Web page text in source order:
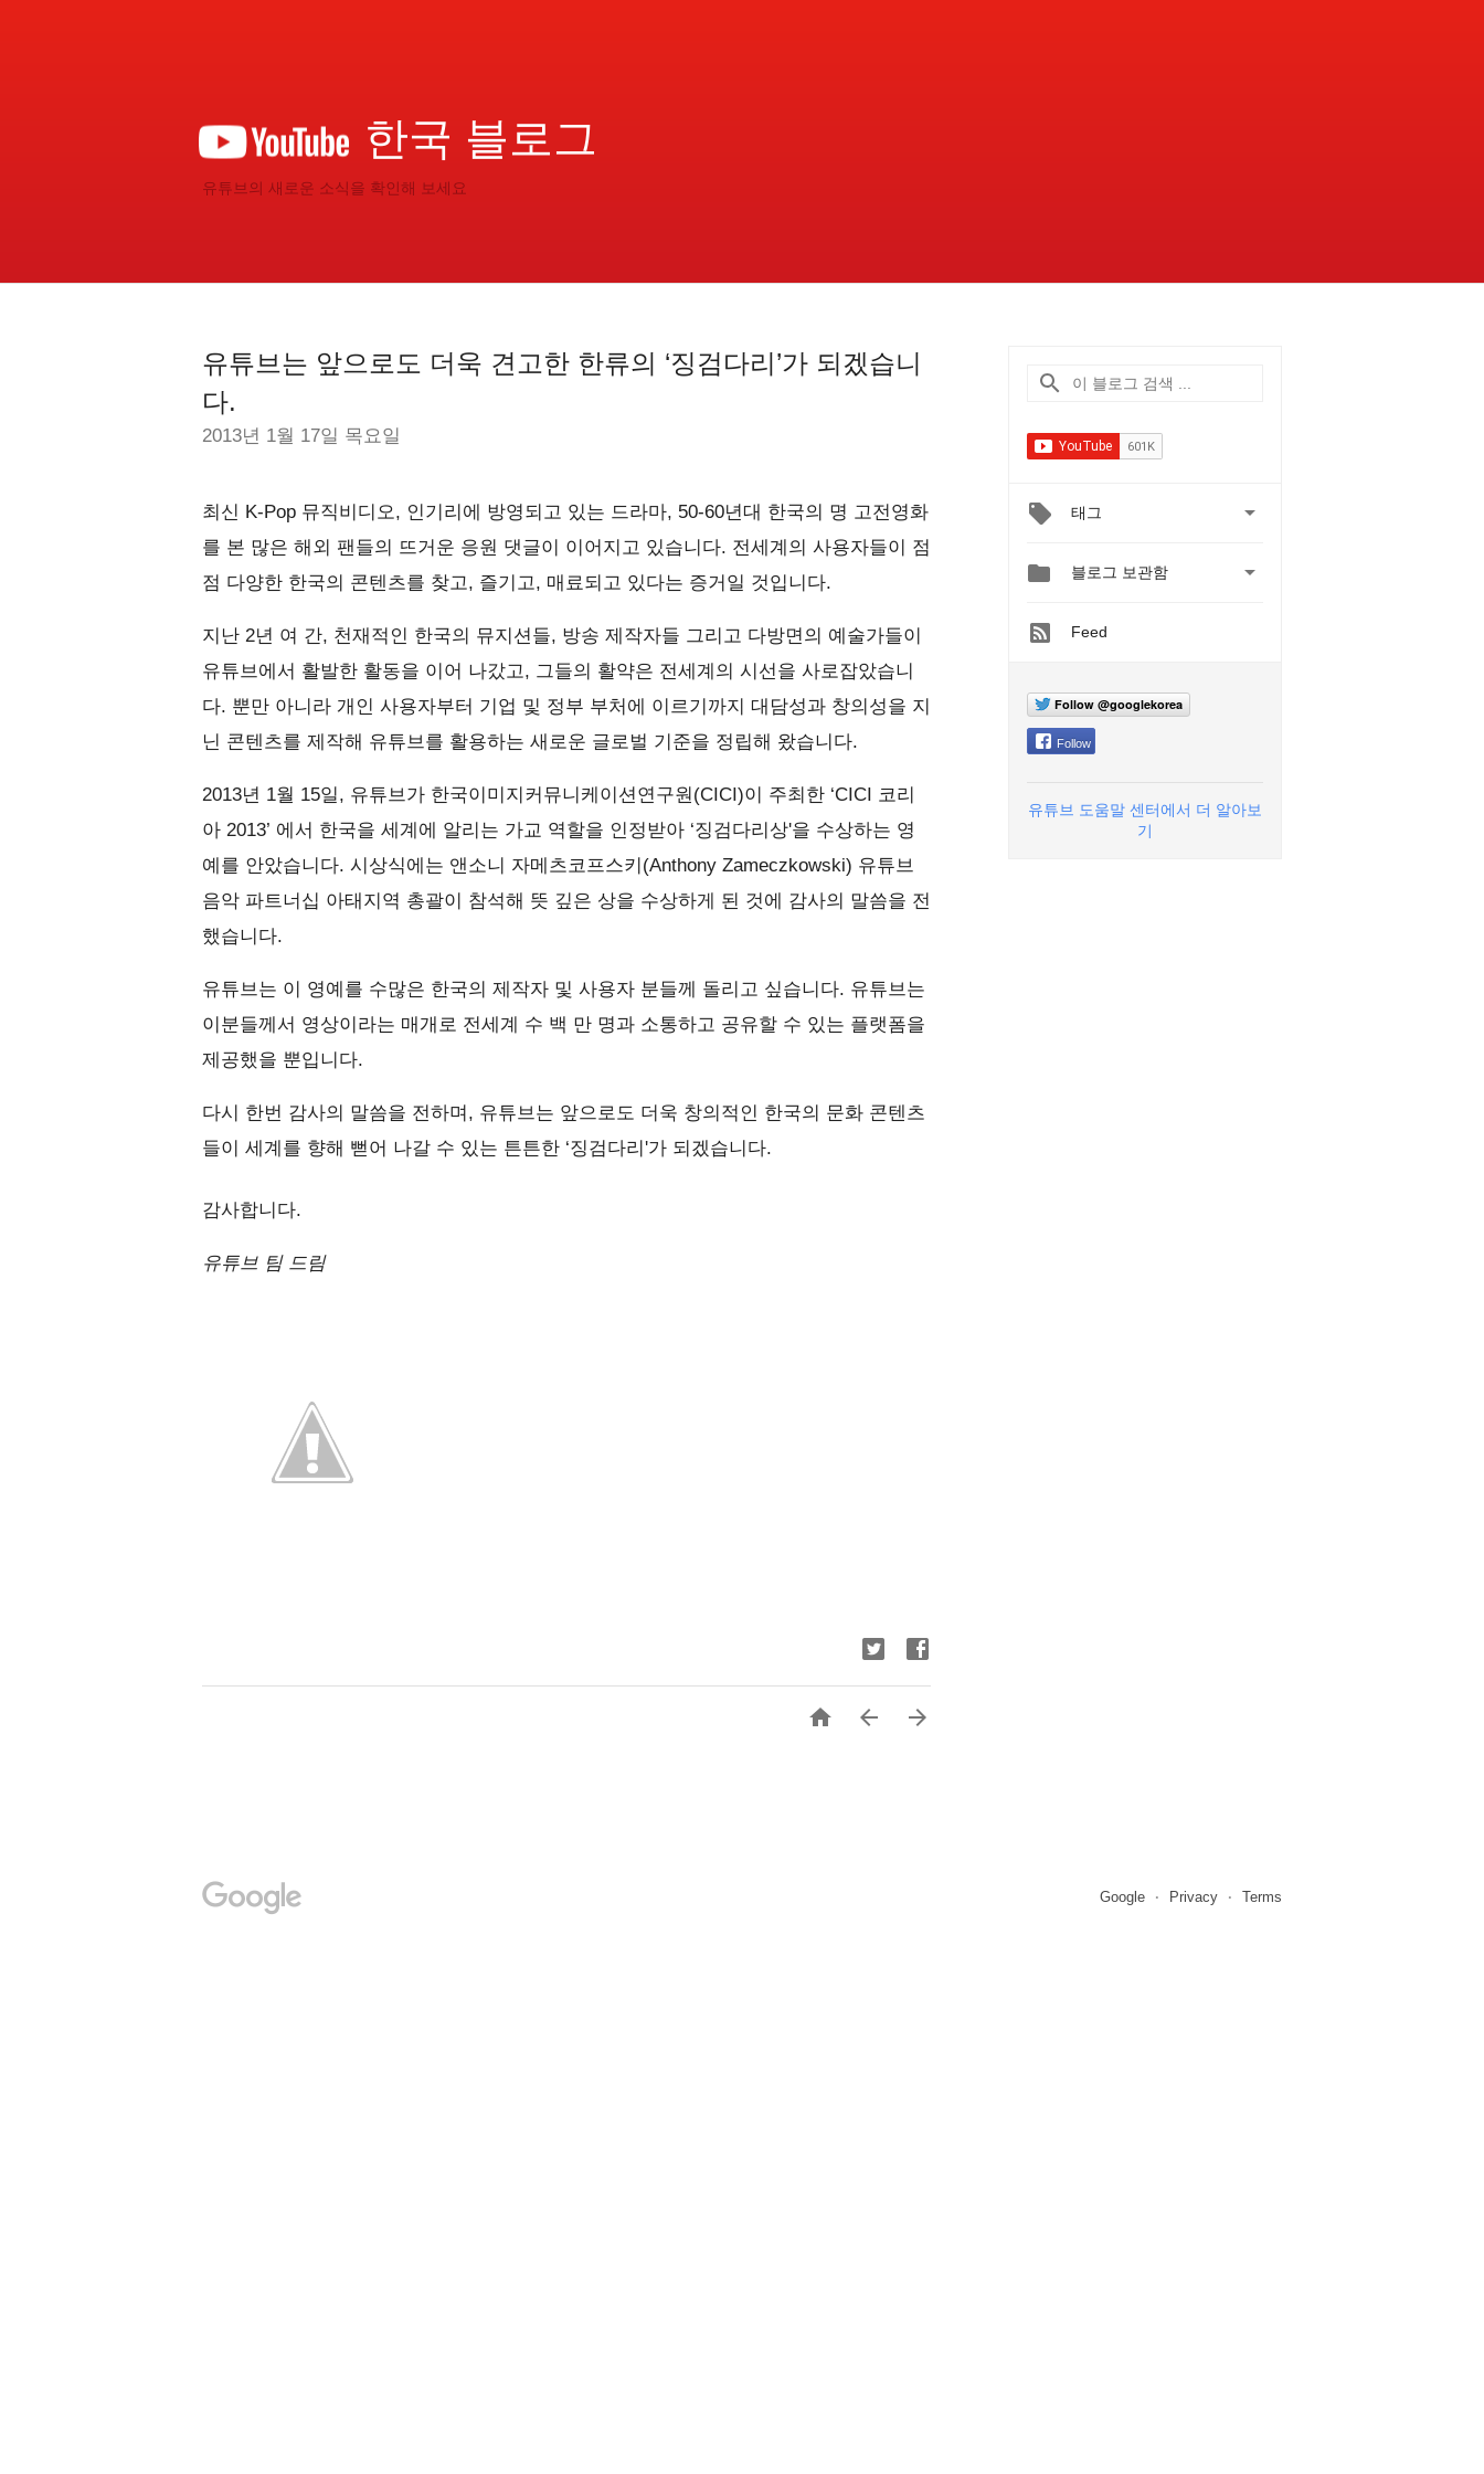
한국 블로그
유튜브의 새로운 소식을 확인해 보세요
유튜브는 앞으로도 더욱 견고한 한류의 ‘징검다리’가 되겠습니
다.
2013년 1월 17일 목요일
최신 K-Pop 뮤직비디오, 인기리에 방영되고 있는 드라마, 50-60년대 한국의 명 고전영화
를 본 많은 해외 팬들의 뜨거운 응원 댓글이 이어지고 있습니다. 전세계의 사용자들이 점
점 다양한 한국의 콘텐츠를 찾고, 즐기고, 매료되고 있다는 증거일 것입니다.
지난 2년 여 간, 천재적인 한국의 뮤지션들, 방송 제작자들 그리고 다방면의 예술가들이
유튜브에서 활발한 활동을 이어 나갔고, 그들의 활약은 전세계의 시선을 사로잡았습니
다. 뿐만 아니라 개인 사용자부터 기업 및 정부 부처에 이르기까지 대담성과 창의성을 지
닌 콘텐츠를 제작해 유튜브를 활용하는 새로운 글로벌 기준을 정립해 왔습니다.
2013년 1월 15일, 유튜브가 한국이미지커뮤니케이션연구원(CICI)이 주최한 ‘CICI 코리
아 2013’ 에서 한국을 세계에 알리는 가교 역할을 인정받아 ‘징검다리상'을 수상하는 영
예를 안았습니다. 시상식에는 앤소니 자메츠코프스키(Anthony Zameczkowski) 유튜브
음악 파트너십 아태지역 총괄이 참석해 뜻 깊은 상을 수상하게 된 것에 감사의 말씀을 전
했습니다.
유튜브는 이 영예를 수많은 한국의 제작자 및 사용자 분들께 돌리고 싶습니다. 유튜브는
이분들께서 영상이라는 매개로 전세계 수 백 만 명과 소통하고 공유할 수 있는 플랫폼을
제공했을 뿐입니다.
다시 한번 감사의 말씀을 전하며, 유튜브는 앞으로도 더욱 창의적인 한국의 문화 콘텐츠
들이 세계를 향해 뻗어 나갈 수 있는 튼튼한 ‘징검다리'가 되겠습니다.
감사합니다.
유튜브 팀 드림
  
태그 
 블로그 보관함 
Feed
Follow @googlekorea
Follow
유튜브 도움말 센터에서 더 알아보
기
Google Privacy Terms